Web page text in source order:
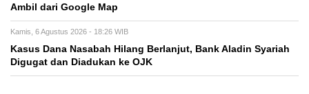
Ambil dari Google Map
Kamis, 6 Agustus 2026 - 18:26 WIB
Kasus Dana Nasabah Hilang Berlanjut, Bank Aladin Syariah
Digugat dan Diadukan ke OJK